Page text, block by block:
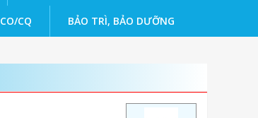
CO/CQ BẢO TRÌ, BẢO DƯỠNG